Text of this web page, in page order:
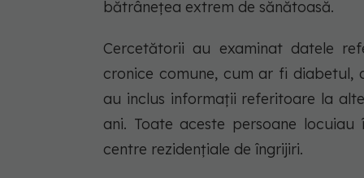
bătrânețea extrem de sănătoasă.
Cercetătorii au examinat datele
cronice comune, cum ar fi diabetul,
au inclus informații referitoare la
ani. Toate aceste persoane
centre rezidențiale de îngrijiri.